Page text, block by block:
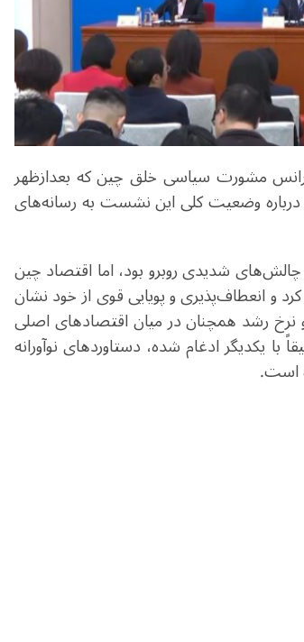
مشورت سیاسی خلق چین که بعدازظهر
وضعیت کلی این نشست به رسانه‌های
شدیدی روبرو بود، اما اقتصاد چین
انعطاف‌پذیری و پویایی قوی از خود نشان
جدید ۱۴۰ تریلیون یوان رسید و نرخ رشد همچنان در میان اقتصادهای اصلی
یکدیگر ادغام شده، دستاوردهای نوآورانه
است.